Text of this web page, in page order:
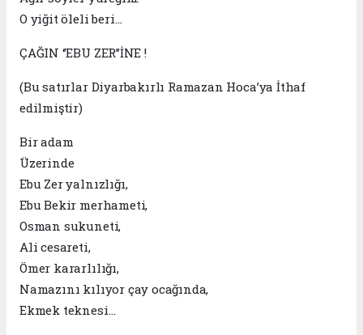
O yiğit öleli beri…
ÇAĞIN ‘’EBU ZER’’İNE !
(Bu satırlar Diyarbakırlı Ramazan Hoca’ya İthaf
edilmiştir)
Bir adam
Üzerinde
Ebu Zer yalnızlığı,
Ebu Bekir merhameti,
Osman sukuneti,
Ali cesareti,
Ömer kararlılığı,
Namazını kılıyor çay ocağında,
Ekmek teknesi…